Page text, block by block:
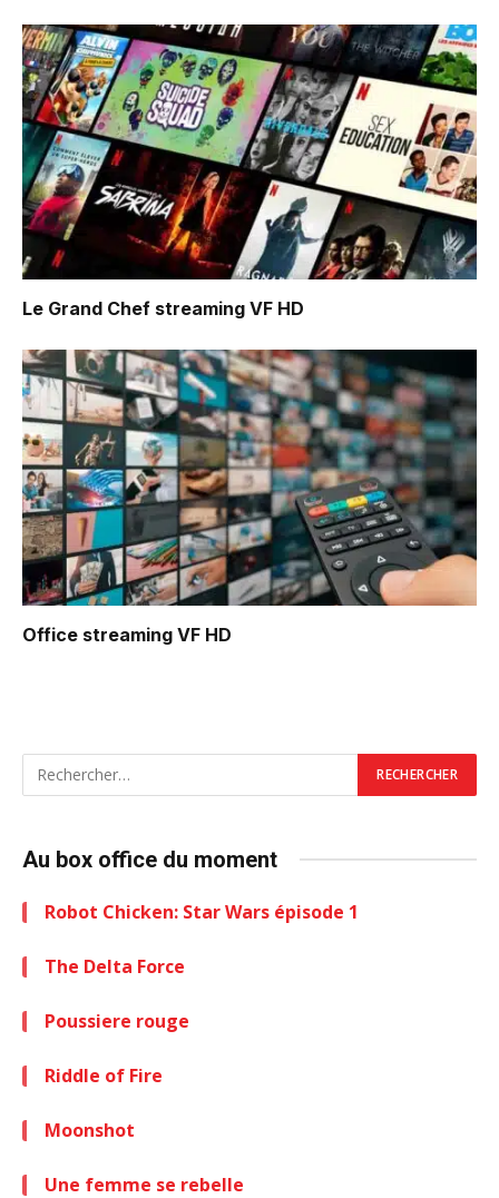
Le Grand Chef streaming VF HD
Office streaming VF HD
Au box office du moment
Robot Chicken: Star Wars épisode 1
The Delta Force
Poussiere rouge
Riddle of Fire
Moonshot
Une femme se rebelle